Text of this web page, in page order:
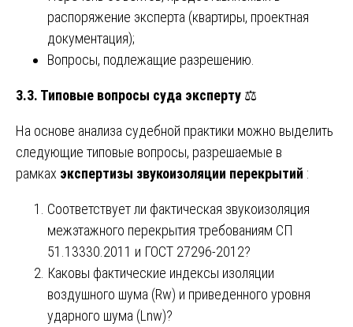
распоряжение эксперта (квартиры, проектная
документация);
Вопросы, подлежащие разрешению.
3.3. Типовые вопросы суда эксперту ⚖️
На основе анализа судебной практики можно выделить
следующие типовые вопросы, разрешаемые в
рамках экспертизы звукоизоляции перекрытий :
Соответствует ли фактическая звукоизоляция
межэтажного перекрытия требованиям СП
51.13330.2011 и ГОСТ 27296-2012?
Каковы фактические индексы изоляции
воздушного шума (Rw) и приведенного уровня
ударного шума (Lnw)?